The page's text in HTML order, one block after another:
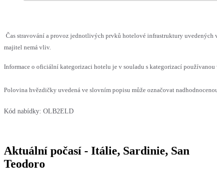
Čas stravování a provoz jednotlivých prvků hotelové infrastruktury uvedených
majitel nemá vliv.
Informace o oficiální kategorizaci hotelu je v souladu s kategorizací
Polovina hvězdičky uvedená ve slovním popisu může označovat
Kód nabídky: OLB2ELD
Aktuální počasí - Itálie, Sardinie, San
Teodoro